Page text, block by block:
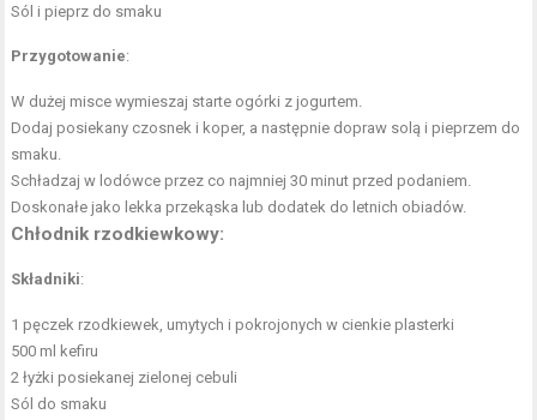
Sól i pieprz do smaku
Przygotowanie:
W dużej misce wymieszaj starte ogórki z jogurtem.
Dodaj posiekany czosnek i koper, a następnie dopraw solą i pieprzem do
smaku.
Schładzaj w lodówce przez co najmniej 30 minut przed podaniem.
Doskonałe jako lekka przekąska lub dodatek do letnich obiadów.
Chłodnik rzodkiewkowy:
Składniki:
1 pęczek rzodkiewek, umytych i pokrojonych w cienkie plasterki
500 ml kefiru
2 łyżki posiekanej zielonej cebuli
Sól do smaku